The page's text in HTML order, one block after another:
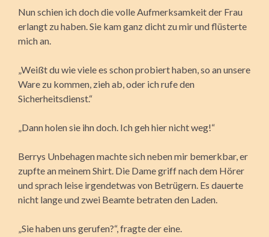
Nun schien ich doch die volle Aufmerksamkeit der Frau
erlangt zu haben. Sie kam ganz dicht zu mir und flüsterte
mich an.
„Weißt du wie viele es schon probiert haben, so an unsere
Ware zu kommen, zieh ab, oder ich rufe den
Sicherheitsdienst.“
„Dann holen sie ihn doch. Ich geh hier nicht weg!“
Berrys Unbehagen machte sich neben mir bemerkbar, er
zupfte an meinem Shirt. Die Dame griff nach dem Hörer
und sprach leise irgendetwas von Betrügern. Es dauerte
nicht lange und zwei Beamte betraten den Laden.
„Sie haben uns gerufen?“, fragte der eine.